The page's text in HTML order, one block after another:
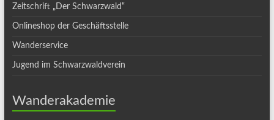
Zeitschrift „Der Schwarzwald“
Onlineshop der Geschäftsstelle
Wanderservice
Jugend im Schwarzwaldverein
Wanderakademie